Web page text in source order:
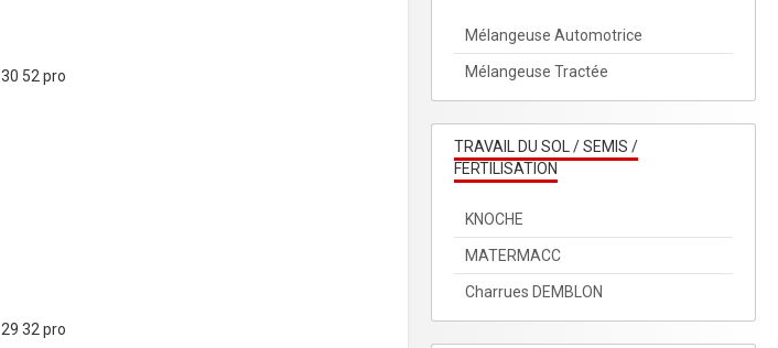
Mélangeuse Automotrice
Mélangeuse Tractée
TRAVAIL DU SOL / SEMIS /
FERTILISATION
KNOCHE
MATERMACC
Charrues DEMBLON